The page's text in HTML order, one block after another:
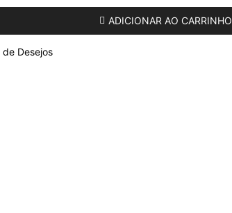
ADICIONAR AO CARRINHO
Desejos